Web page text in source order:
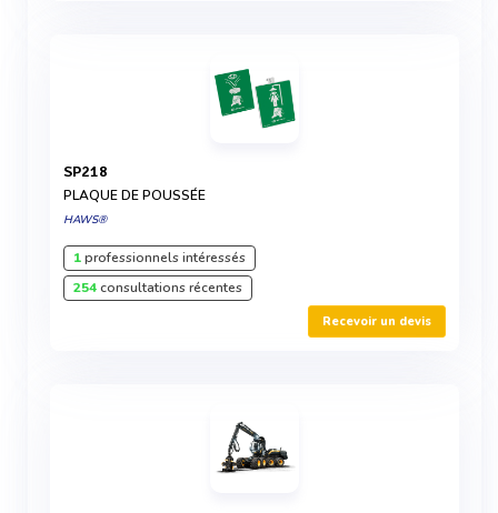
SP218
PLAQUE DE POUSSÉE
HAWS®
1professionnels intéressés
254consultations récentes
Recevoir un devis